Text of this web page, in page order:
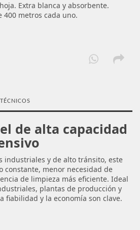
Extra blanca y absorbente.
400 metros cada uno.
de alta capacidad
industriales y de alto tránsito, este
constante, menor necesidad de
de limpieza más eficiente. Ideal
plantas de producción y
fiabilidad y la economía son clave.